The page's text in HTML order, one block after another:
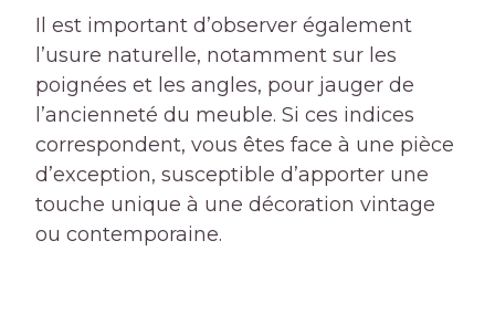
Il est important d’observer également
l’usure naturelle, notamment sur les
poignées et les angles, pour jauger de
l’ancienneté du meuble. Si ces indices
correspondent, vous êtes face à une pièce
d’exception, susceptible d’apporter une
touche unique à une décoration vintage
ou contemporaine.